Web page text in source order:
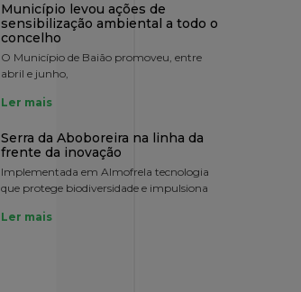
Município levou ações de
sensibilização ambiental a todo o
concelho
O Município de Baião promoveu, entre
abril e junho,
Ler mais
Serra da Aboboreira na linha da
frente da inovação
Implementada em Almofrela tecnologia
que protege biodiversidade e impulsiona
Ler mais